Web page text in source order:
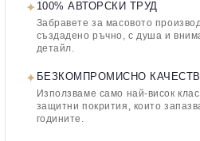
✦ 100% АВТОРСКИ ТРУД
Забравете за масовото
създадено ръчно, с душа и
детайл.
✦ БЕЗКОМПРОМИСНО
Използваме само най-висок
защитни покрития, които
годините.